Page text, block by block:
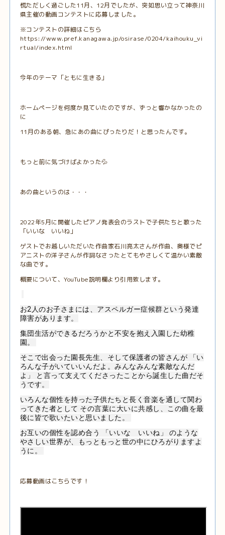
慌ただしく過ごした11月、12月でしたが、突如思い立って神奈川
県主催の動画コンテストに応募しました。
※コンテストの詳細はこちら
https://www.pref.kanagawa.jp/osirase/0204/kaihouku_vi
rtual/index.html
今年のテーマ「ともに生きる」
ホームページを何度か見ていたのですが、ずっと響かなかったの
に
11月のある朝、急にあの曲にぴったりだ！と思ったんです。
もっと前に気づけばよかった💦
あの曲というのは・・・
2022年5月に開催したピアノ発表会のラストで子供たちと歌った
「いいな いいね」
ゲストでお越しいただいた作曲家石川亮太さんが作曲、奥様でピ
アニストの洋子さんが作詞なさったとてもやさしくて温かい素敵
な曲です。
概要について、YouTube説明欄より引用致します。
お2人のお子さまには、アスペルガー症候群という発達
障害があります。
集団生活ができるだろうかと不安を抱え入園した幼稚
園。
そこで出会った園長先生、そして保護者の皆さんが 「い
ろんな子がいていいんだよ。みんなみんな素敵なんだ
よ」 と言って支えてくださったことから誕生した曲だそ
うです。
いろんな個性を持った子供たちと長く音楽を通して関わ
ってきた者として その言葉に大いに共感し、この曲を最
後に皆で歌いたいと思いました。
お互いの個性を認め合う 「いいな　いいね」 のような
やさしい世界が、もっともっと世の中にひろがりますよ
うに。
応募動画はこちらです！